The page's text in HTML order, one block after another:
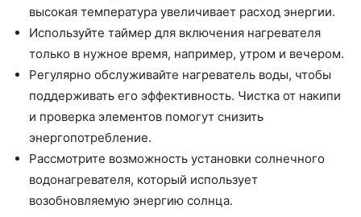
высокая температура увеличивает расход энергии.
Используйте таймер для включения нагревателя
только в нужное время, например, утром и вечером.
Регулярно обслуживайте нагреватель воды, чтобы
поддерживать его эффективность. Чистка от накипи
и проверка элементов помогут снизить
энергопотребление.
Рассмотрите возможность установки солнечного
водонагревателя, который использует
возобновляемую энергию солнца.